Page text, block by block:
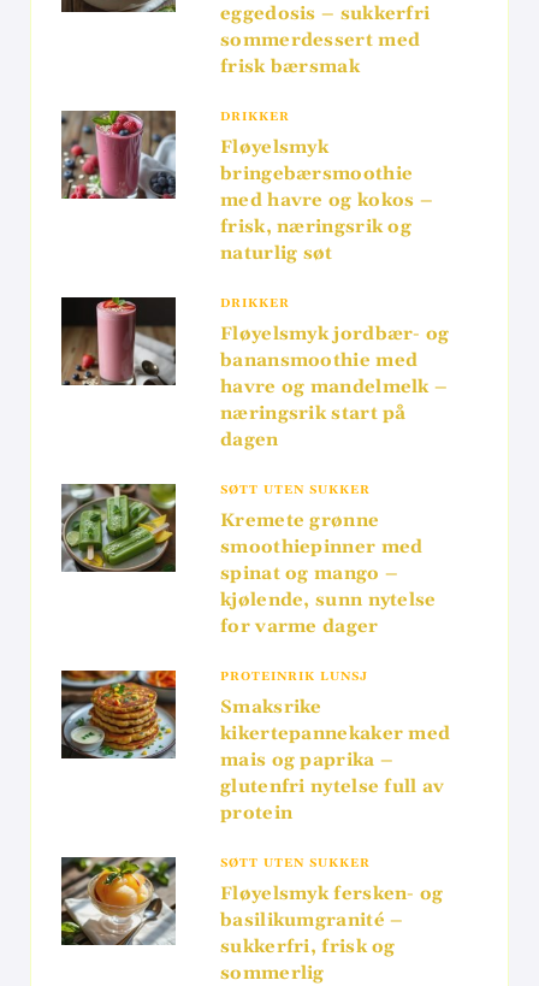
eggedosis – sukkerfri
sommerdessert med
frisk bærsmak
DRIKKER
Fløyelsmyk
bringebærsmoothie
med havre og kokos –
frisk, næringsrik og
naturlig søt
DRIKKER
Fløyelsmyk jordbær- og
banansmoothie med
havre og mandelmelk –
næringsrik start på
dagen
SØTT UTEN SUKKER
Kremete grønne
smoothiepinner med
spinat og mango –
kjølende, sunn nytelse
for varme dager
PROTEINRIK LUNSJ
Smaksrike
kikertepannekaker med
mais og paprika –
glutenfri nytelse full av
protein
SØTT UTEN SUKKER
Fløyelsmyk fersken- og
basilikumgranité –
sukkerfri, frisk og
sommerlig